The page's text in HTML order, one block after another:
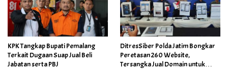
KPK Tangkap Bupati Pemalang
Terkait Dugaan Suap Jual Beli
Jabatan serta PBJ
DitresSiber Polda Jatim Bongkar
Peretasan 260 Website,
Tersangka Jual Domain untuk